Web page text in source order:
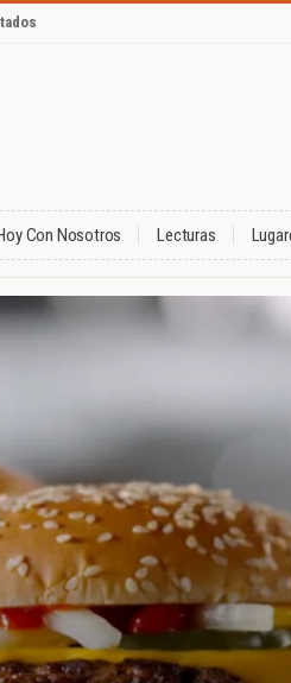
Con Nosotros Lecturas